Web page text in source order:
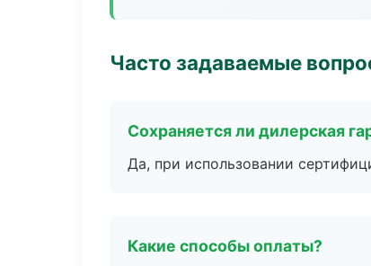
Часто задаваемые
Сохраняется ли дилерская
Да, при использовании
Какие способы оплаты?